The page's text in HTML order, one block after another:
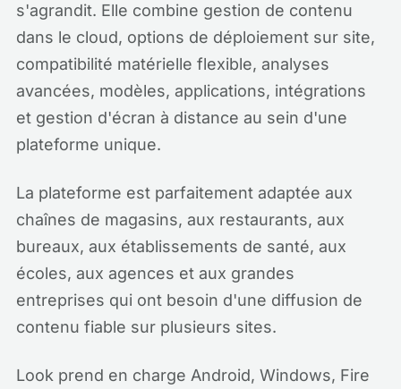
s'agrandit. Elle combine gestion de contenu
dans le cloud, options de déploiement sur site,
compatibilité matérielle flexible, analyses
avancées, modèles, applications, intégrations
et gestion d'écran à distance au sein d'une
plateforme unique.
La plateforme est parfaitement adaptée aux
chaînes de magasins, aux restaurants, aux
bureaux, aux établissements de santé, aux
écoles, aux agences et aux grandes
entreprises qui ont besoin d'une diffusion de
contenu fiable sur plusieurs sites.
Look prend en charge Android, Windows, Fire